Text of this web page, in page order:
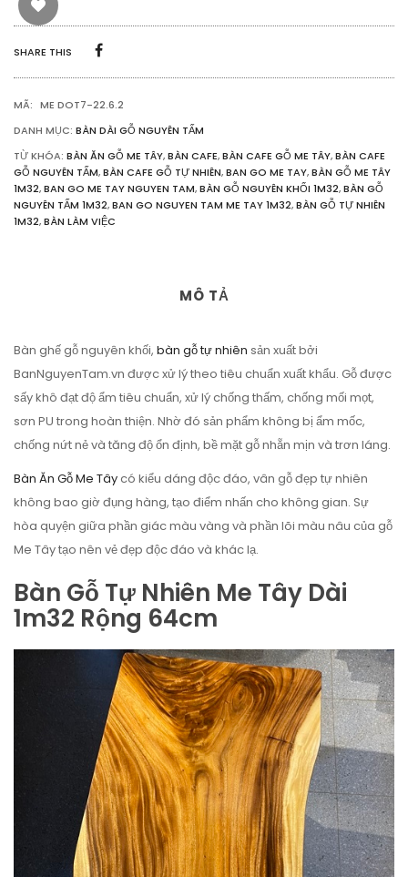
TÂY
DÀI
RỘNG
LƯỢNG
SHARE THIS
MÃ: ME DOT7-22.6.2
DANH MỤC: BÀN DÀI GỖ NGUYÊN TẤM
TỪ KHÓA: BÀN ĂN GỖ ME TÂY,BÀN CAFE,BÀN CAFE GỖ ME TÂY,BÀN CAFE
GỖ NGUYÊN TẤM,BÀN CAFE GỖ TỰ NHIÊN,BAN GO ME TAY,BÀN GỖ ME TÂY
1M32,BAN GO ME TAY NGUYEN TAM,BÀN GỖ NGUYÊN KHỐI 1M32,BÀN GỖ
NGUYÊN TẤM 1M32,BAN GO NGUYEN TAM ME TAY 1M32,BÀN GỖ TỰ NHIÊN
1M32,BÀN LÀM VIỆC
MÔ TẢ
Bàn ghế gỗ nguyên khối, bàn gỗ tự nhiên sản xuất bởi
BanNguyenTam.vn được xử lý theo tiêu chuẩn xuất khẩu. Gỗ được
sấy khô đạt độ ẩm tiêu chuẩn, xử lý chống thấm, chống mối mọt,
sơn PU trong hoàn thiện. Nhờ đó sản phẩm không bị ẩm mốc,
chống nứt nẻ và tăng độ ổn định, bề mặt gỗ nhẵn mịn và trơn láng.
Bàn Ăn Gỗ Me Tâycó kiểu dáng độc đáo, vân gỗ đẹp tự nhiên
không bao giờ đụng hàng, tạo điểm nhấn cho không gian. Sự
hòa quyện giữa phần giác màu vàng và phần lõi màu nâu của gỗ
Me Tây tạo nên vẻ đẹp độc đáo và khác lạ.
Bàn Gỗ Tự Nhiên Me Tây Dài
1m32 Rộng 64cm